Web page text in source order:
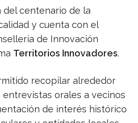
del centenario de la
y cuenta con el
de Innovación
Territorios Innovadores.
recopilar alrededor
orales a vecinos
de interés histórico